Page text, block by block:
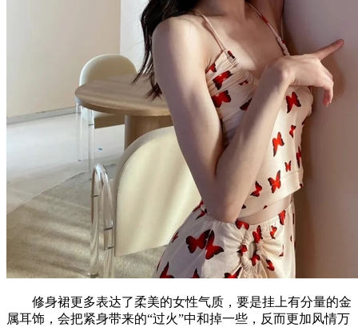
修身裙更多表达了柔美的女性气质，要是挂上有分量的金
属耳饰，会把紧身带来的“过火”中和掉一些，反而更加风情万